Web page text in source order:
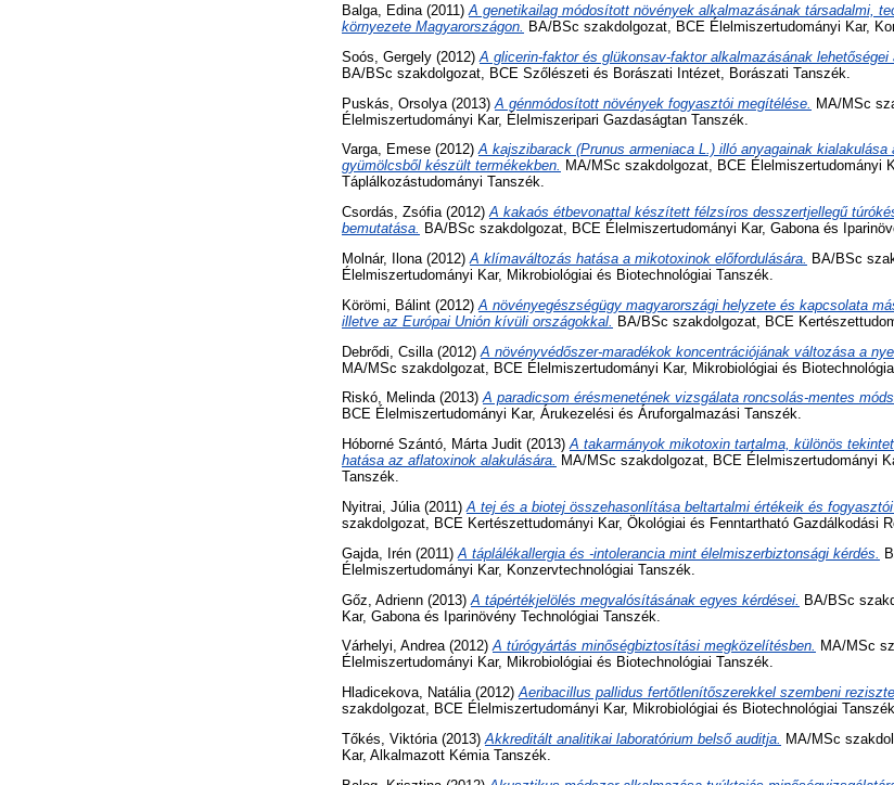
Balga, Edina (2011) A genetikailag módosított növények alkalmazásának társadalmi,
környezete Magyarországon.
BA/BSc szakdolgozat, BCE Élelmiszertudományi Kar,
Soós, Gergely (2012) A glicerin-faktor és glükonsav-faktor alkalmazásának
BA/BSc szakdolgozat, BCE Szőlészeti és Borászati Intézet, Borászati Tanszék.
Puskás, Orsolya (2013) A génmódosított növények fogyasztói megítélése. MA/MSc
Élelmiszertudományi Kar, Élelmiszeripari Gazdaságtan Tanszék.
Varga, Emese (2012)A kajszibarack (Prunus armeniaca L.) illó anyagainak
gyümölcsből készült termékekben. MA/MSc szakdolgozat, BCE Élelmiszertudományi
Táplálkozástudományi Tanszék.
Csordás, Zsófia(2012)A kakaós étbevonattal készített félzsíros desszertjellegű
bemutatása. BA/BSc szakdolgozat, BCE Élelmiszertudományi Kar, Gabona és
Molnár, Ilona (2012) A klímaváltozás hatása a mikotoxinok előfordulására.
BA/BSc
Élelmiszertudományi Kar, Mikrobiológiai és Biotechnológiai Tanszék.
Körömi, Bálint (2012) A növényegészségügy magyarországi helyzete és kapcsolata
illetve az Európai Unión kívüli országokkal.
BA/BSc szakdolgozat, BCE
Debrődi, Csilla (2012) A növényvédőszer-maradékok koncentrációjának változása a
MA/MSc szakdolgozat, BCE Élelmiszertudományi Kar, Mikrobiológiai és
Riskó, Melinda(2013)A paradicsom érésmenetének vizsgálata roncsolás-mentes
BCE Élelmiszertudományi Kar, Árukezelési és Áruforgalmazási Tanszék.
Hóborné Szántó, Márta Judit (2013)A takarmányok mikotoxin tartalma, különös
hatása az aflatoxinok alakulására. MA/MSc szakdolgozat, BCE Élelmiszertudományi
Tanszék.
Nyitrai, Júlia (2011) A tej és a biotej összehasonlítása beltartalmi értékeik és fogyasztói
szakdolgozat, BCE Kertészettudományi Kar, Ökológiai és Fenntartható Gazdálkodási
Gajda, Irén (2011) A táplálékallergia és -intolerancia mint élelmiszerbiztonsági kérdés.
Élelmiszertudományi Kar, Konzervtechnológiai Tanszék.
Gőz, Adrienn (2013) A tápértékjelölés megvalósításának egyes kérdései. BA/BSc
Kar, Gabona és Iparinövény Technológiai Tanszék.
Várhelyi, Andrea(2012)A túrógyártás minőségbiztosítási megközelítésben. MA/MSc
Élelmiszertudományi Kar, Mikrobiológiai és Biotechnológiai Tanszék.
Hladicekova, Natália(2012)Aeribacillus pallidus fertőtlenítőszerekkel szembeni
szakdolgozat, BCE Élelmiszertudományi Kar, Mikrobiológiai és Biotechnológiai
Tőkés, Viktória (2013) Akkreditált analitikai laboratórium belső auditja.
MA/MSc
Kar, Alkalmazott Kémia Tanszék.